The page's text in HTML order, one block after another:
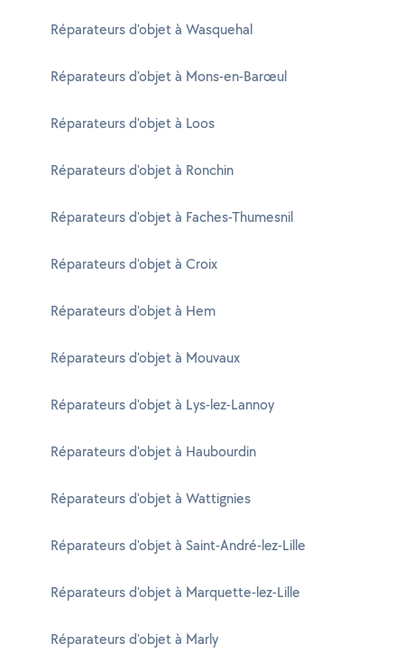
Réparateurs d'objet à Wasquehal
Réparateurs d'objet à Mons-en-Barœul
Réparateurs d'objet à Loos
Réparateurs d'objet à Ronchin
Réparateurs d'objet à Faches-Thumesnil
Réparateurs d'objet à Croix
Réparateurs d'objet à Hem
Réparateurs d'objet à Mouvaux
Réparateurs d'objet à Lys-lez-Lannoy
Réparateurs d'objet à Haubourdin
Réparateurs d'objet à Wattignies
Réparateurs d'objet à Saint-André-lez-Lille
Réparateurs d'objet à Marquette-lez-Lille
Réparateurs d'objet à Marly